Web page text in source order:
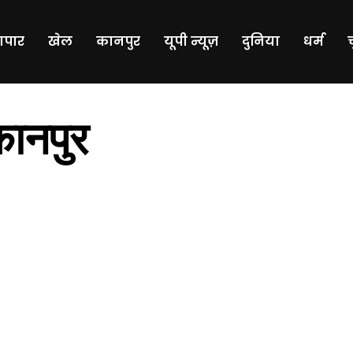
खेल कानपुर यूपी न्यूज़ दुनिया धर्म